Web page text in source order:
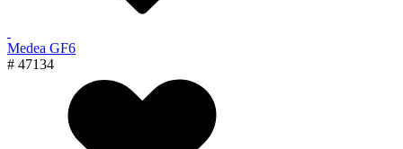
Medea GF6
# 47134